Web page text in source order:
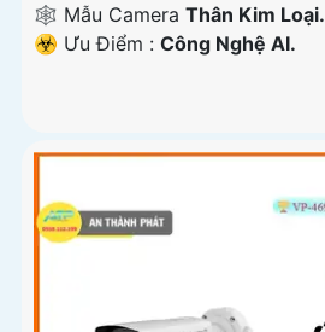
🕸️ Mẫu Camera Thân Kim Loại.
️☣️ Ưu Điểm : Công Nghệ AI.